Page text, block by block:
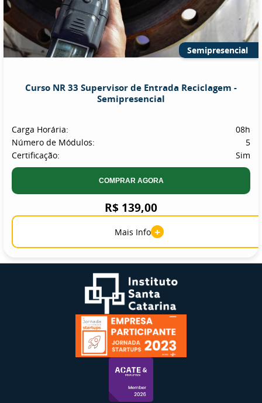
Semipresencial
Curso NR 33 Supervisor de Entrada Reciclagem -
Semipresencial
Carga Horária:
08h
Número de Módulos:
5
Certificação:
Sim
COMPRAR AGORA
R$ 139,00
Mais Info +